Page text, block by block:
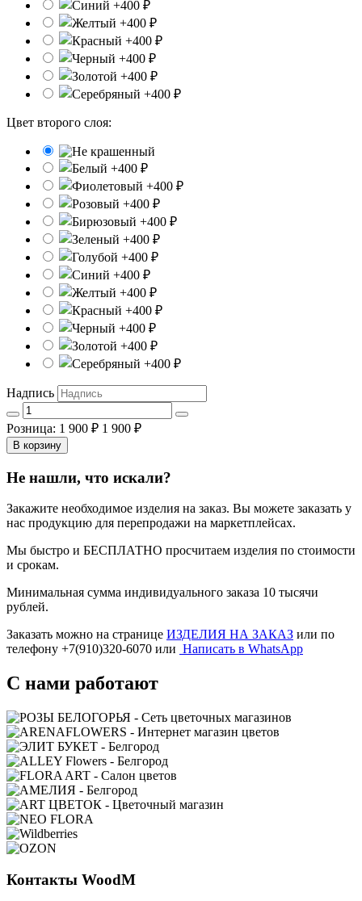
Цвет второго слоя:
Надпись
Розница: 1 900 ₽ 1 900 ₽
В корзину
Не нашли, что искали?
Закажите необходимое изделия на заказ. Вы можете заказать у
нас продукцию для перепродажи на маркетплейсах.
Мы быстро и БЕСПЛАТНО просчитаем изделия по стоимости
и срокам.
Минимальная сумма индивидуального заказа 10 тысячи
рублей.
Заказать можно на странице ИЗДЕЛИЯ НА ЗАКАЗ или по
телефону +7(910)320-6070 или Написать в WhatsApp
С нами работают
Контакты WoodM